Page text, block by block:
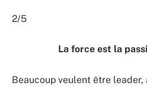
2/5
La force est la
Beaucoup veulent être